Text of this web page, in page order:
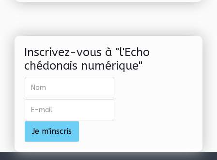
Inscrivez-vous à "l'Echo
chédonais numérique"